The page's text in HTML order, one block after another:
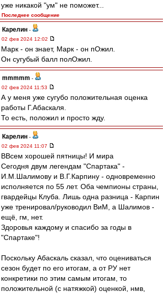
уже никакой "ум" не поможет...
Последнее сообщение
Карелин -
02 фев 2024 12:02
Марк - он знает, Марк - он пОжил.
Он сугубый балл полОжил.
mmmmm -
02 фев 2024 11:53
А у меня уже сугубо положительная оценка
работы Г.Абаскаля.
То есть, положил и просто жду.
Карелин -
02 фев 2024 11:07
ВВсем хорошей пятницы! И мира
Сегодня двум легендам "Спартака" -
И.М.Шалимову и В.Г.Карпину - одновременно
исполняется по 55 лет. Оба чемпионы страны,
гвардейцы Клуба. Лишь одна разница - Карпин
уже тренировал/руководил ВиМ, а Шалимов -
ещё, гм, нет.
Здоровья каждому и спасибо за годы в
"Спартаке"!
Поскольку Абаскаль сказал, что оцениваться
сезон будет по его итогам, а от РУ нет
конкретики по этим самым итогам, то
положительной (с натяжкой) оценкой, нмв,